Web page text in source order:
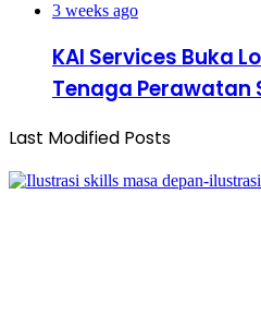
3 weeks ago
KAI Services Buka
Tenaga Perawatan
Last Modified Posts